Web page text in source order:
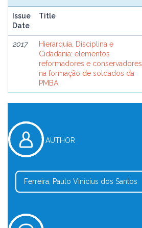
Issue
Date
Title
2017
Hierarquia, Disciplina e
Cidadania: elementos
reformadores e conservadores
na formação de soldados da
PMBA
AUTHOR
Ferreira, Paulo Vinícius dos Santos